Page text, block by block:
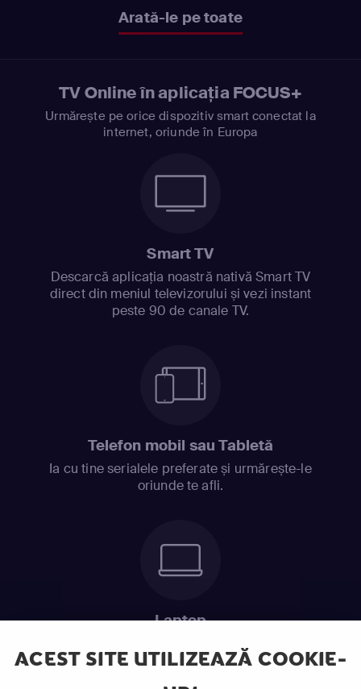
ACEST SITE UTILIZEAZĂ COOKIE-
Arată-le pe toate
TV Online în aplicația FOCUS+
Urmărește pe orice dispozitiv smart conectat la
internet, oriunde în Europa
Smart TV
Descarcă aplicația noastră nativă Smart TV
direct din meniul televizorului și vezi instant
peste 90 de canale TV.
Telefon mobil sau Tabletă
Ia cu tine serialele preferate și urmărește-le
oriunde te afli.
Laptop